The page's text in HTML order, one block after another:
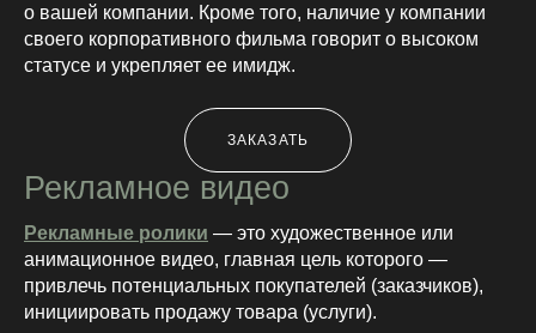
о вашей компании. Кроме того, наличие у компании
своего корпоративного фильма говорит о высоком
статусе и укрепляет ее имидж.
ЗАКАЗАТЬ
Рекламное видео
Рекламные ролики — это художественное или
анимационное видео, главная цель которого —
привлечь потенциальных покупателей (заказчиков),
инициировать продажу товара (услуги).